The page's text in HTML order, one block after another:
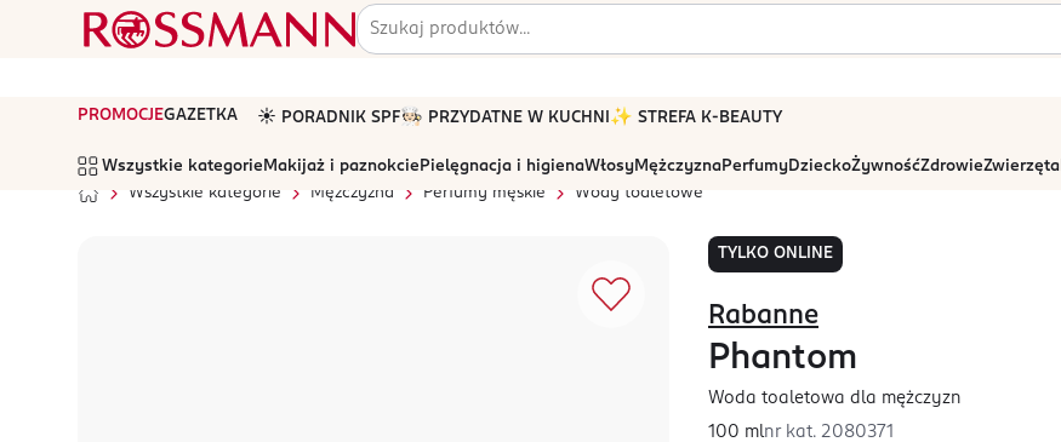
PROMOCJEGAZETKA ☀️ PORADNIK SPF🧑🏻‍🍳 PRZYDATNE W KUCHNI ✨ STREFA K-BEAUTY
Wszystkie kategorie Makijaż i paznokcie Pielęgnacja i higienaWłosyMężczyznaPerfumyDzieckoŻywnośćZdrowieZwierzęta
Wszystkie kategorie
Mężczyzna Perfumy męskie Wody toaletowe
TYLKO ONLINE
Rabanne
Phantom
Woda toaletowa dla mężczyzn
100 mlnr kat. 2080371